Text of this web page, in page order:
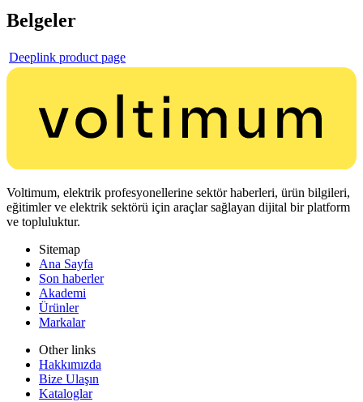
Belgeler
Deeplink product page
Voltimum, elektrik profesyonellerine sektör haberleri, ürün bilgileri,
eğitimler ve elektrik sektörü için araçlar sağlayan dijital bir platform
ve topluluktur.
Sitemap
Ana Sayfa
Son haberler
Akademi
Ürünler
Markalar
Other links
Hakkımızda
Bize Ulaşın
Kataloglar